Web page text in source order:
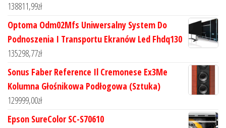
138811,99zł
Optoma Odm02Mfs Uniwersalny System Do
Podnoszenia I Transportu Ekranów Led Fhdq130
135298,77zł
Sonus Faber Reference Il Cremonese Ex3Me
Kolumna Głośnikowa Podłogowa (Sztuka)
129999,00zł
Epson SureColor SC-S70610